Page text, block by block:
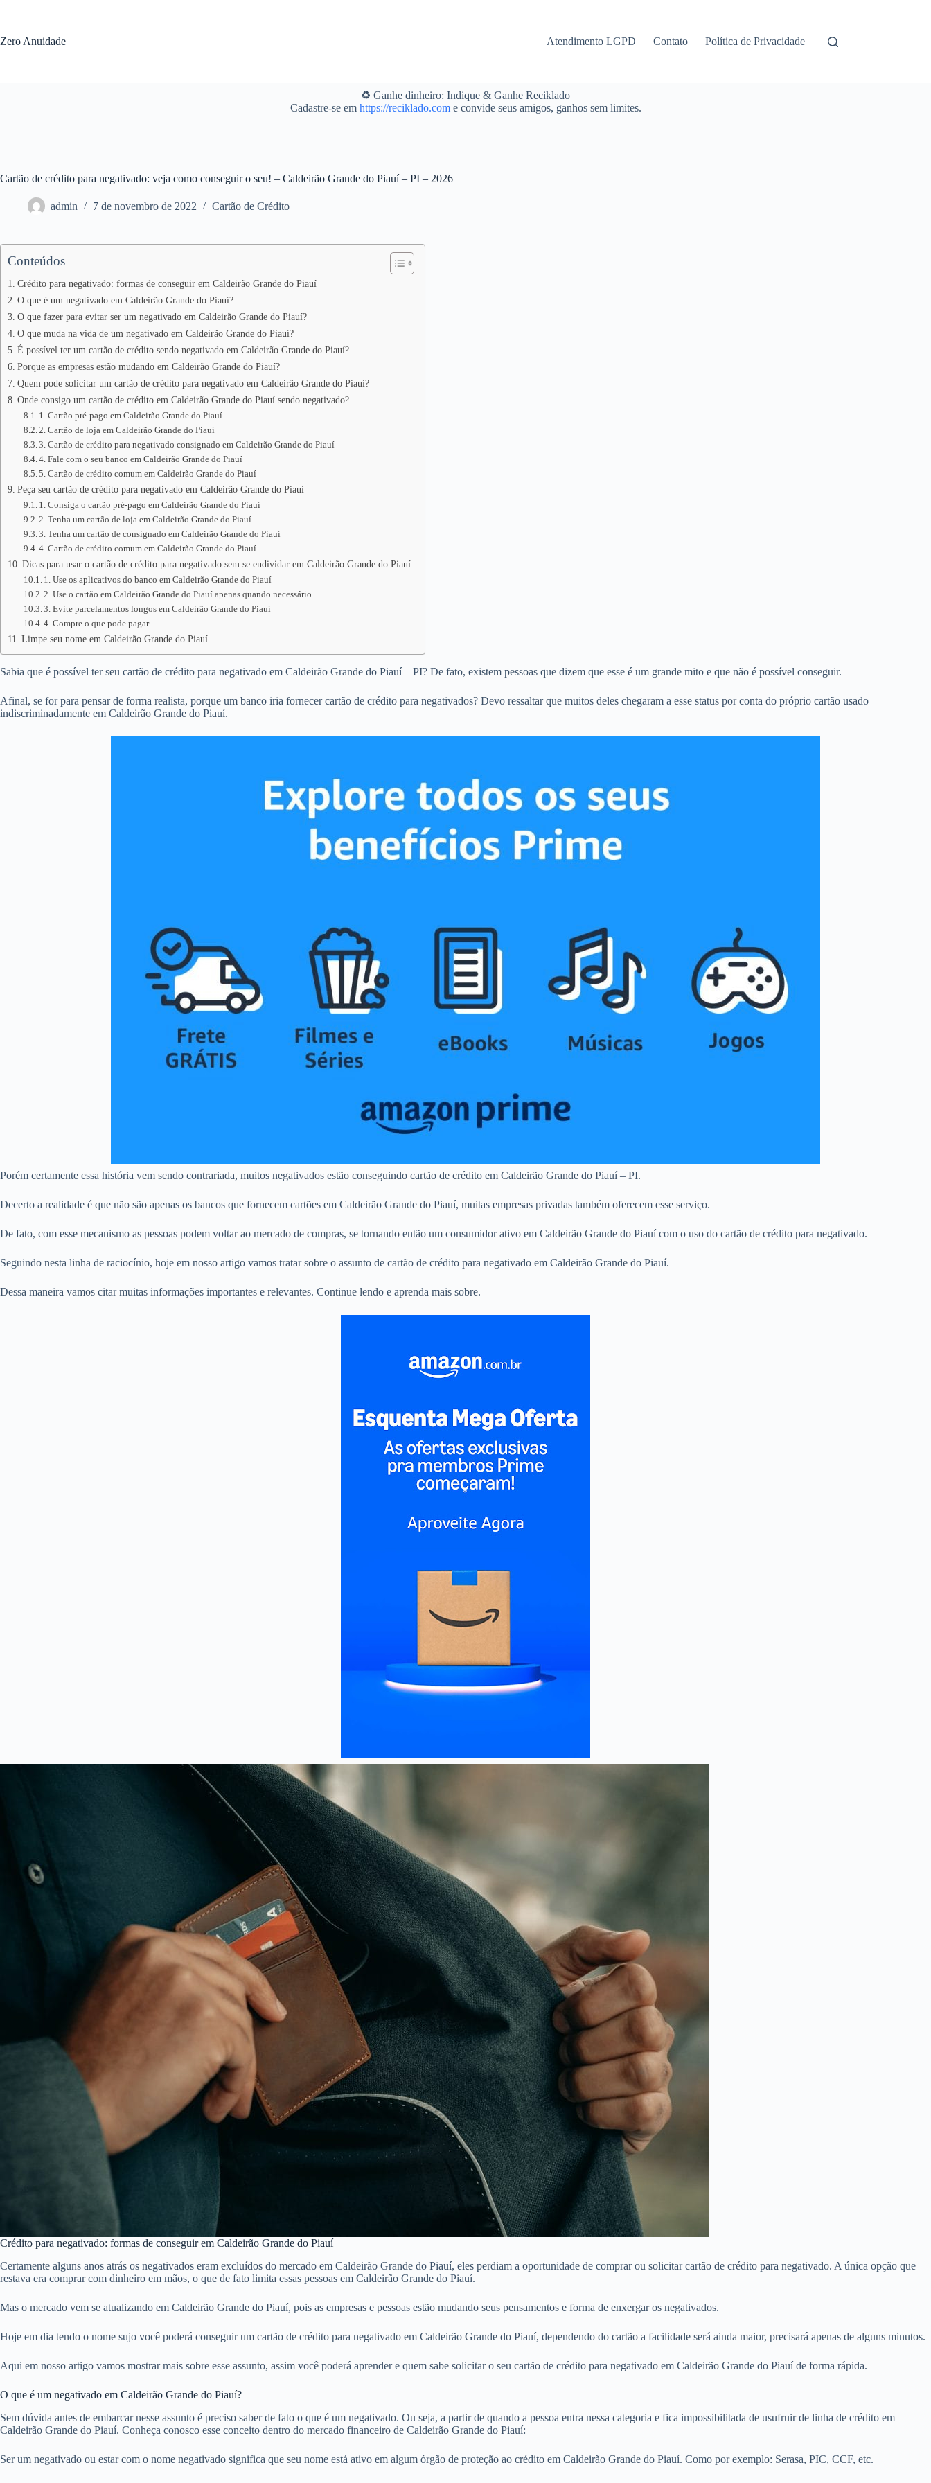
conteúdo
Zero Anuidade Atendimento LGPD Contato Política de Privacidade
♻️ Ganhe dinheiro: Indique & Ganhe Reciklado
Cadastre-se em https://reciklado.come convide seus amigos, ganhos sem limites.
Cartão de crédito para negativado: veja como conseguir o seu! – Caldeirão Grande do Piauí – PI – 2026
admin 7 de novembro de 2022 Cartão de Crédito
Conteúdos
Crédito para negativado: formas de conseguir em Caldeirão Grande do Piauí
O que é um negativado em Caldeirão Grande do Piauí?
O que fazer para evitar ser um negativado em Caldeirão Grande do Piauí?
O que muda na vida de um negativado em Caldeirão Grande do Piauí?
É possível ter um cartão de crédito sendo negativado em Caldeirão Grande do Piauí?
Porque as empresas estão mudando em Caldeirão Grande do Piauí?
Quem pode solicitar um cartão de crédito para negativado em Caldeirão Grande do Piauí?
Onde consigo um cartão de crédito em Caldeirão Grande do Piauí sendo negativado?
1. Cartão pré-pago em Caldeirão Grande do Piauí
2. Cartão de loja em Caldeirão Grande do Piauí
3. Cartão de crédito para negativado consignado em Caldeirão Grande do Piauí
4. Fale com o seu banco em Caldeirão Grande do Piauí
5. Cartão de crédito comum em Caldeirão Grande do Piauí
Peça seu cartão de crédito para negativado em Caldeirão Grande do Piauí
1. Consiga o cartão pré-pago em Caldeirão Grande do Piauí
2. Tenha um cartão de loja em Caldeirão Grande do Piauí
3. Tenha um cartão de consignado em Caldeirão Grande do Piauí
4. Cartão de crédito comum em Caldeirão Grande do Piauí
Dicas para usar o cartão de crédito para negativado sem se endividar em Caldeirão Grande do Piauí
1. Use os aplicativos do banco em Caldeirão Grande do Piauí
2. Use o cartão em Caldeirão Grande do Piauí apenas quando necessário
3. Evite parcelamentos longos em Caldeirão Grande do Piauí
4. Compre o que pode pagar
Limpe seu nome em Caldeirão Grande do Piauí
Sabia que é possível ter seu cartão de crédito para negativado em Caldeirão Grande do Piauí – PI? De fato, existem pessoas que dizem que esse é um grande mito e que não é possível conseguir.
Afinal, se for para pensar de forma realista, porque um banco iria fornecer cartão de crédito para negativados? Devo ressaltar que muitos deles chegaram a esse status por conta do próprio cartão usado
indiscriminadamente em Caldeirão Grande do Piauí.
Porém certamente essa história vem sendo contrariada, muitos negativados estão conseguindo cartão de crédito em Caldeirão Grande do Piauí – PI.
Decerto a realidade é que não são apenas os bancos que fornecem cartões em Caldeirão Grande do Piauí, muitas empresas privadas também oferecem esse serviço.
De fato, com esse mecanismo as pessoas podem voltar ao mercado de compras, se tornando então um consumidor ativo em Caldeirão Grande do Piauí com o uso do cartão de crédito para negativado.
Seguindo nesta linha de raciocínio, hoje em nosso artigo vamos tratar sobre o assunto de cartão de crédito para negativado em Caldeirão Grande do Piauí.
Dessa maneira vamos citar muitas informações importantes e relevantes. Continue lendo e aprenda mais sobre.
Crédito para negativado: formas de conseguir em Caldeirão Grande do Piauí
Certamente alguns anos atrás os negativados eram excluídos do mercado em Caldeirão Grande do Piauí, eles perdiam a oportunidade de comprar ou solicitar cartão de crédito para negativado. A única opção que
restava era comprar com dinheiro em mãos, o que de fato limita essas pessoas em Caldeirão Grande do Piauí.
Mas o mercado vem se atualizando em Caldeirão Grande do Piauí, pois as empresas e pessoas estão mudando seus pensamentos e forma de enxergar os negativados.
Hoje em dia tendo o nome sujo você poderá conseguir um cartão de crédito para negativado em Caldeirão Grande do Piauí, dependendo do cartão a facilidade será ainda maior, precisará apenas de alguns minutos.
Aqui em nosso artigo vamos mostrar mais sobre esse assunto, assim você poderá aprender e quem sabe solicitar o seu cartão de crédito para negativado em Caldeirão Grande do Piauí de forma rápida.
O que é um negativado em Caldeirão Grande do Piauí?
Sem dúvida antes de embarcar nesse assunto é preciso saber de fato o que é um negativado. Ou seja, a partir de quando a pessoa entra nessa categoria e fica impossibilitada de usufruir de linha de crédito em
Caldeirão Grande do Piauí. Conheça conosco esse conceito dentro do mercado financeiro de Caldeirão Grande do Piauí:
Ser um negativado ou estar com o nome negativado significa que seu nome está ativo em algum órgão de proteção ao crédito em Caldeirão Grande do Piauí. Como por exemplo: Serasa, PIC, CCF, etc.